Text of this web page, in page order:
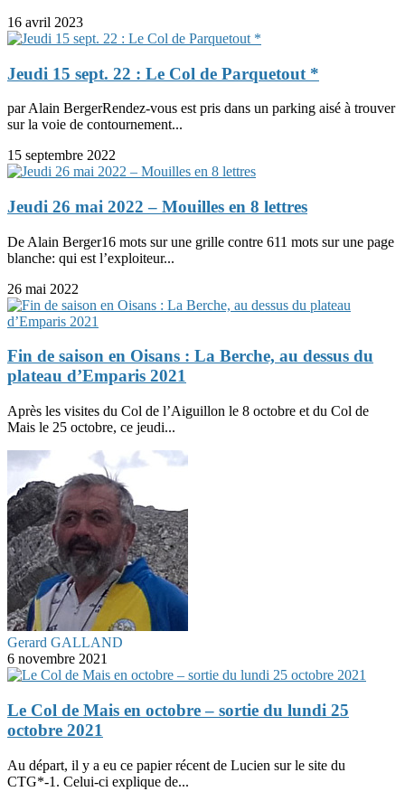
16 avril 2023
Jeudi 15 sept. 22 : Le Col de Parquetout *
par Alain BergerRendez-vous est pris dans un parking aisé à trouver
sur la voie de contournement...
15 septembre 2022
Jeudi 26 mai 2022 – Mouilles en 8 lettres
De Alain Berger16 mots sur une grille contre 611 mots sur une page
blanche: qui est l’exploiteur...
26 mai 2022
Fin de saison en Oisans : La Berche, au dessus du
plateau d’Emparis 2021
Après les visites du Col de l’Aiguillon le 8 octobre et du Col de
Mais le 25 octobre, ce jeudi...
Gerard GALLAND
6 novembre 2021
Le Col de Mais en octobre – sortie du lundi 25
octobre 2021
Au départ, il y a eu ce papier récent de Lucien sur le site du
CTG*-1. Celui-ci explique de...